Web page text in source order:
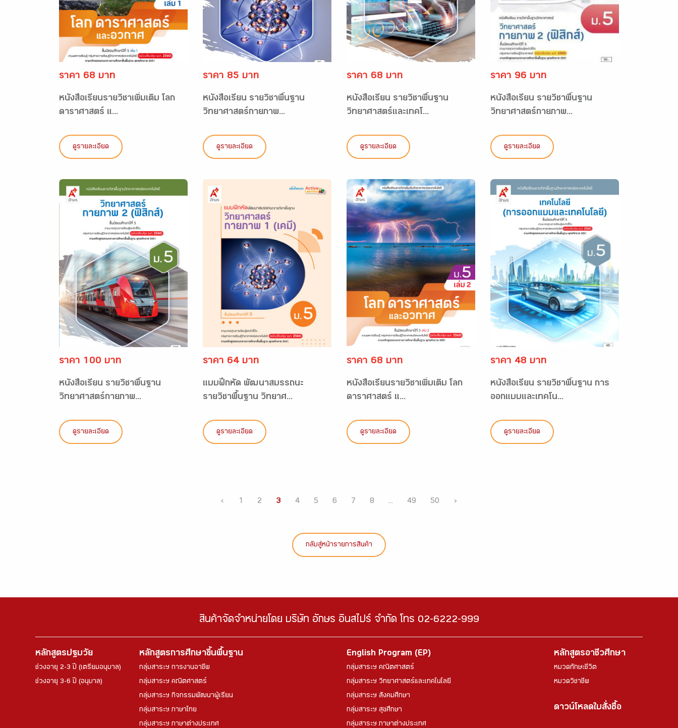
ราคา 68 บาท
หนังสือเรียนรายวิชาเพิ่มเติม โลก
ดาราศาสตร์ แ...
ดูรายละเอียด
ราคา 85 บาท
หนังสือเรียน รายวิชาพื้นฐาน
วิทยาศาสตร์กายภาพ...
ดูรายละเอียด
ราคา 68 บาท
หนังสือเรียน รายวิชาพื้นฐาน
วิทยาศาสตร์และเทคโ...
ดูรายละเอียด
ราคา 96 บาท
หนังสือเรียน รายวิชาพื้นฐาน
วิทยาศาสตร์กายภาพ...
ดูรายละเอียด
ราคา 100 บาท
หนังสือเรียน รายวิชาพื้นฐาน
วิทยาศาสตร์กายภาพ...
ดูรายละเอียด
ราคา 64 บาท
แบบฝึกหัด พัฒนาสมรรถนะ
รายวิชาพื้นฐาน วิทยาศ...
ดูรายละเอียด
ราคา 68 บาท
หนังสือเรียนรายวิชาเพิ่มเติม โลก
ดาราศาสตร์ แ...
ดูรายละเอียด
ราคา 48 บาท
หนังสือเรียน รายวิชาพื้นฐาน การ
ออกแบบและเทคโน...
ดูรายละเอียด
‹ 1 2 3 4 5 6 7 8 ... 49 50 ›
กลับสู่หน้ารายการสินค้า
สินค้าจัดจำหน่ายโดย บริษัท อักษร อินสไปร์ จำกัด โทร 02-6222-999
หลักสูตรปฐมวัย
ช่วงอายุ 2-3 ปี (เตรียมอนุบาล)
ช่วงอายุ 3-6 ปี (อนุบาล)
หลักสูตรการศึกษาขึ้นพื้นฐาน
กลุ่มสาระฯ การงานอาชีพ
กลุ่มสาระฯ คณิตศาสตร์
กลุ่มสาระฯ กิจกรรมพัฒนาผู้เรียน
กลุ่มสาระฯ ภาษาไทย
กลุ่มสาระฯ ภาษาต่างประเทศ
English Program (EP)
กลุ่มสาระฯ คณิตศาสตร์
กลุ่มสาระฯ วิทยาศาสตร์และเทคโนโลยี
กลุ่มสาระฯ สังคมศึกษา
กลุ่มสาระฯ สุขศึกษา
กลุ่มสาระฯ ภาษาต่างประเทศ
หลักสูตรอาชีวศึกษา
หมวดทักษะชีวิต
หมวดวิชาชีพ
ดาวน์โหลดใบสั่งซื้อ